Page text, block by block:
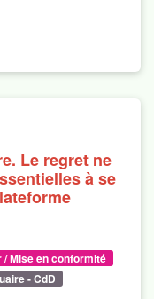
Le regret ne
à se
/ Mise en conformité
- CdD